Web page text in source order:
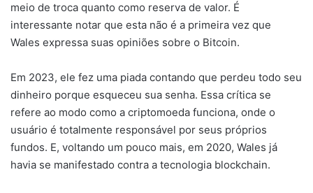
meio de troca quanto como reserva de valor. É
interessante notar que esta não é a primeira vez que
Wales expressa suas opiniões sobre o Bitcoin.
Em 2023, ele fez uma piada contando que perdeu todo seu
dinheiro porque esqueceu sua senha. Essa crítica se
refere ao modo como a criptomoeda funciona, onde o
usuário é totalmente responsável por seus próprios
fundos. E, voltando um pouco mais, em 2020, Wales já
havia se manifestado contra a tecnologia blockchain.